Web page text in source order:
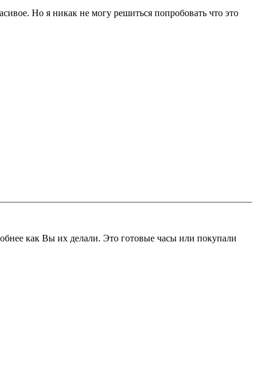
Но я никак не могу решиться попробовать что это
как Вы их делали. Это готовые часы или покупали